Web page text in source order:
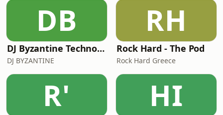
DB
DJ Byzantine Techno Podcast
DJ BYZANTINE
RH
Rock Hard - The Pod
Rock Hard Greece
R' ΗΙ